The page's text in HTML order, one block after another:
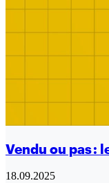
Vendu ou pas :
18.09.2025